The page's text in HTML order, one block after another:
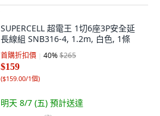
SUPERCELL 超電王 1切6座3P安全延
長線組 SNB316-4, 1.2m, 白色, 1條
首購折扣價 40%$265
$159
($159.00/1個)
明天 8/7 (五) 預計送達